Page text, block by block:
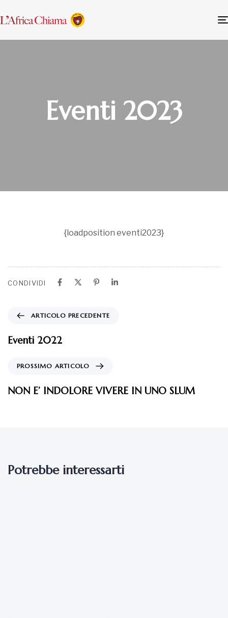
Eventi 2023
{loadposition eventi2023}
CONDIVIDI
ARTICOLO PRECEDENTE
Eventi 2022
PROSSIMO ARTICOLO
NON E’ INDOLORE VIVERE IN UNO SLUM
Potrebbe interessarti